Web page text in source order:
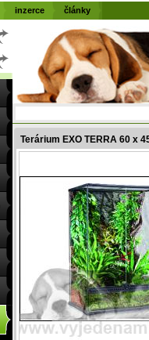
Terárium EXO TERRA 60 x
inzerce články